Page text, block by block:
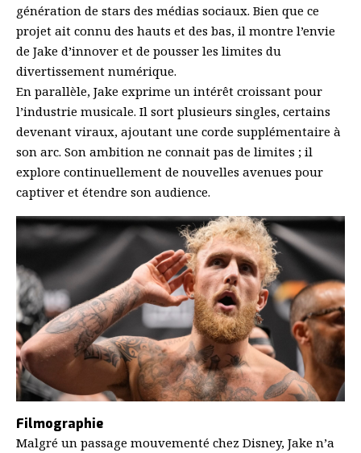
génération de stars des médias sociaux. Bien que ce
projet ait connu des hauts et des bas, il montre l’envie
de Jake d’innover et de pousser les limites du
divertissement numérique.
En parallèle, Jake exprime un intérêt croissant pour
l’industrie musicale. Il sort plusieurs singles, certains
devenant viraux, ajoutant une corde supplémentaire à
son arc. Son ambition ne connait pas de limites ; il
explore continuellement de nouvelles avenues pour
captiver et étendre son audience.
Filmographie
Malgré un passage mouvementé chez Disney, Jake n’a